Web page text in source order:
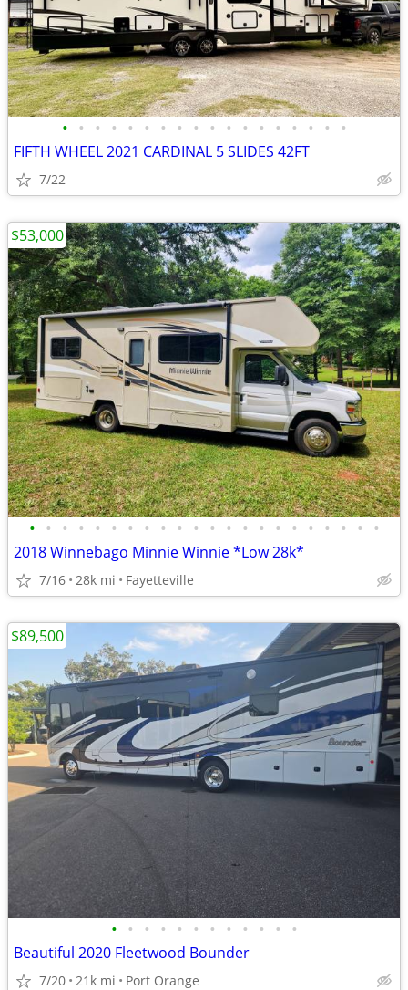
• • • • • • • • • • • • • • • • • •
FIFTH WHEEL 2021 CARDINAL 5 SLIDES 42FT
7/22
• • • • • • • • • • • • • • • • • • • • • •
2018 Winnebago Minnie Winnie *Low 28k*
7/16 28k mi Fayetteville
$53,000
• • • • • • • • • • • •
Beautiful 2020 Fleetwood Bounder
7/20 21k mi Port Orange
$89,500